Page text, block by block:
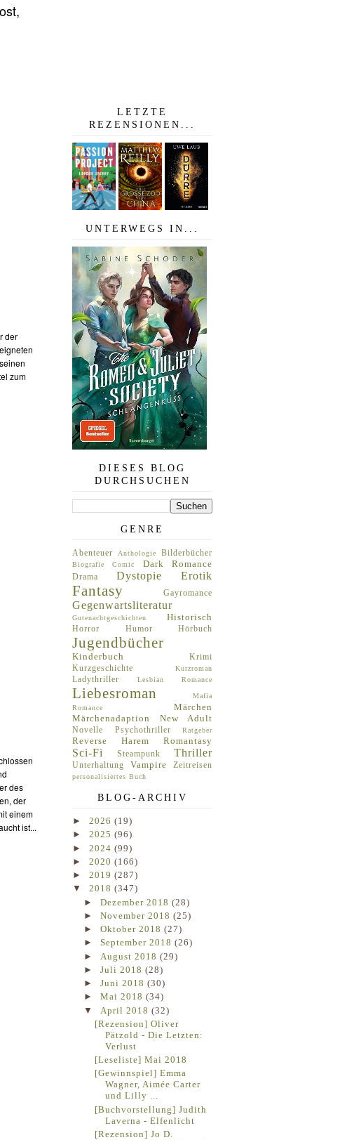
der
zum
des
der
einem
ist...
LETZTE
REZENSIONEN...
UNTERWEGS IN...
DIESES BLOG
DURCHSUCHEN
GENRE
Abenteuer Anthologie Bilderbücher
Biografie Comic Dark Romance
Drama Dystopie Erotik
Fantasy Gayromance
Gegenwartsliteratur
Gutenachtgeschichten Historisch
Horror Humor Hörbuch
Jugendbücher
Kinderbuch
Krimi
Kurzgeschichte
Kurzroman
Ladythriller Lesbian Romance
Liebesroman
Mafia
Romance
Märchen
Märchenadaption
New Adult
Novelle Psychothriller Ratgeber
Reverse Harem Romantasy
Sci-Fi Steampunk Thriller
Unterhaltung Vampire Zeitreisen
personalisiertes Buch
BLOG-ARCHIV
► 2026 (19)
► 2025 (96)
► 2024 (99)
► 2020 (166)
► 2019 (287)
▼ 2018 (347)
► Dezember 2018 (28)
► November 2018 (25)
► Oktober 2018 (27)
► September 2018 (26)
► August 2018 (29)
► Juli 2018 (28)
► Juni 2018 (30)
► Mai 2018 (34)
▼ April 2018 (32)
[Rezension] Oliver
Pätzold - Die Letzten:
Verlust
[Leseliste] Mai 2018
[Gewinnspiel] Emma
Wagner, Aimée Carter
und Lilly ...
[Buchvorstellung] Judith
Laverna - Elfenlicht
[Rezension] Jo D.